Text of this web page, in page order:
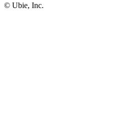
© Ubie, Inc.